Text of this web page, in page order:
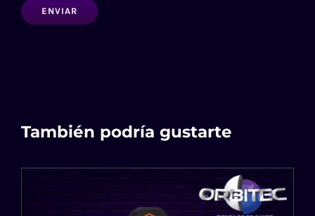
También podría gustarte